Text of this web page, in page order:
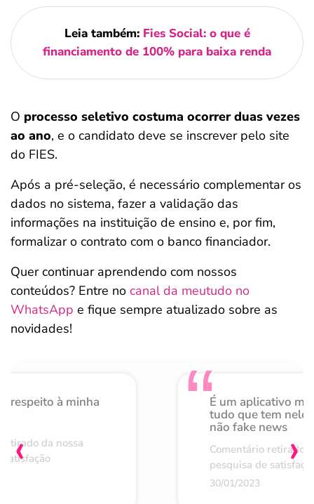
Leia também: Fies Social: o que é
financiamento de 100% para baixa renda
O processo seletivo costuma ocorrer duas vezes
ao ano, e o candidato deve se inscrever pelo site
do FIES.
Após a pré-seleção, é necessário complementar os
dados no sistema, fazer a validação das
informações na instituição de ensino e, por fim,
formalizar o contrato com o banco financiador.
Quer continuar aprendendo com nossos
conteúdos? Entre no canal da meutudo no
WhatsApp e fique sempre atualizado sobre as
novidades!
respeito à minha
da nossa
É um aplicativo
tudo que tem nele
não fake news
Comentário retirado
pesquisa de
30/01/2023
‹ ›